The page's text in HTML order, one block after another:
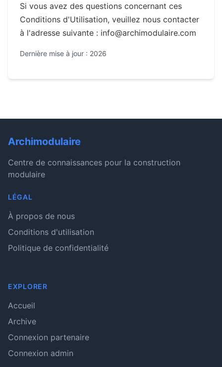
Si vous avez des questions concernant ces
Conditions d'Utilisation, veuillez nous contacter
à l'adresse suivante : info@archimodulaire.com
Dernière mise à jour : 2026
Archimodulaire
Centre de connaissances pour la construction
modulaire
LÉGAL
À propos de nous
Conditions d'utilisation
Politique de confidentialité
EXPLORER
Accueil
Archive
Connexion partenaire
Connexion admin